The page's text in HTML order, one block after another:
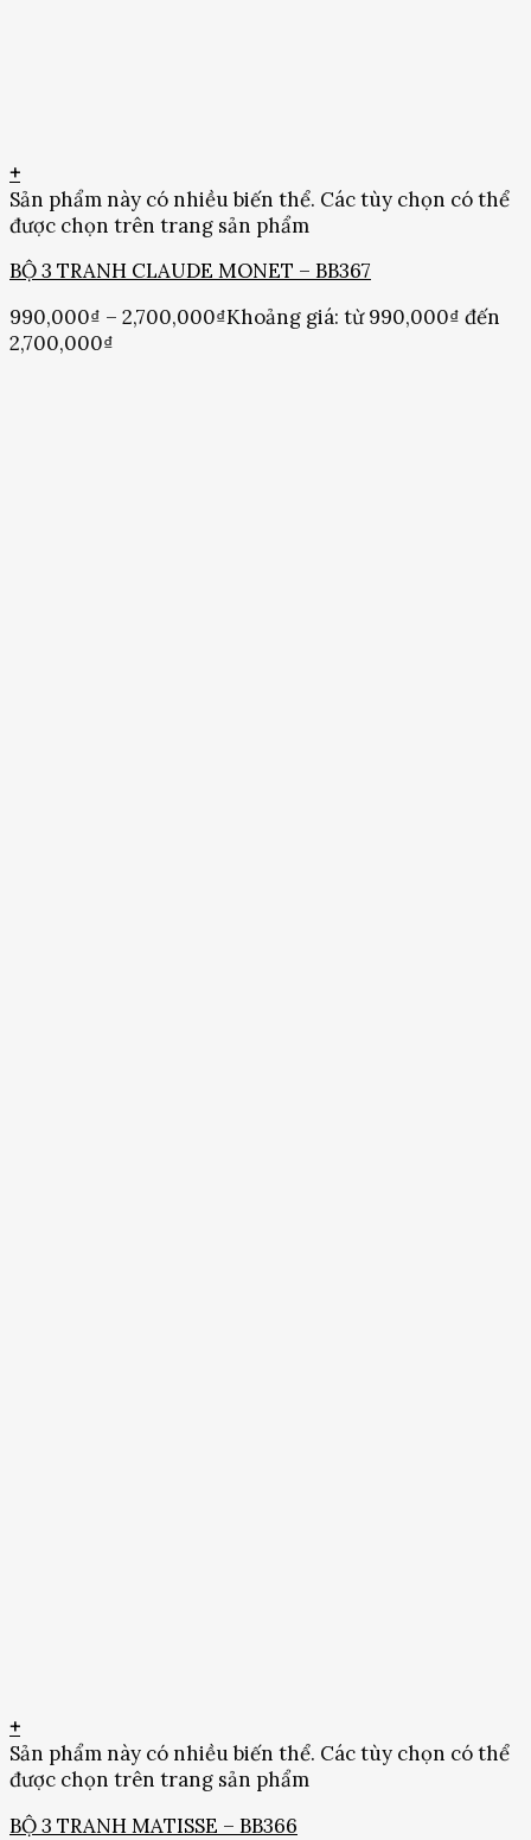
+
Sản phẩm này có nhiều biến thể. Các tùy chọn có thể
được chọn trên trang sản phẩm
BỘ 3 TRANH CLAUDE MONET – BB367
990,000₫ – 2,700,000₫Khoảng giá: từ 990,000₫ đến
2,700,000₫
+
Sản phẩm này có nhiều biến thể. Các tùy chọn có thể
được chọn trên trang sản phẩm
BỘ 3 TRANH MATISSE – BB366